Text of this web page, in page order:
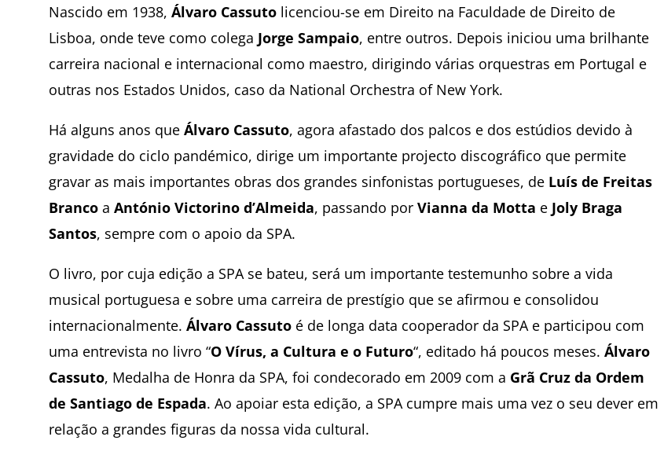
Nascido em 1938,Álvaro Cassuto licenciou-se em Direito na Faculdade de Direito de
Lisboa, onde teve como colega Jorge Sampaio, entre outros. Depois iniciou uma brilhante
carreira nacional e internacional como maestro, dirigindo várias orquestras em Portugal e
outras nos Estados Unidos, caso da National Orchestra of New York.
Há alguns anos queÁlvaro Cassuto, agora afastado dos palcos e dos estúdios devido à
gravidade do ciclo pandémico, dirige um importante projecto discográfico que permite
gravar as mais importantes obras dos grandes sinfonistas portugueses, de Luís de Freitas
Branco aAntónio Victorino d’Almeida, passando porVianna da Motta e Joly Braga
Santos, sempre com o apoio da SPA.
O livro, por cuja edição a SPA se bateu, será um importante testemunho sobre a vida
musical portuguesa e sobre uma carreira de prestígio que se afirmou e consolidou
internacionalmente.Álvaro Cassuto é de longa data cooperador da SPA e participou com
uma entrevista no livro “O Vírus, a Cultura e o Futuro“, editado há poucos meses.Álvaro
Cassuto, Medalha de Honra da SPA, foi condecorado em 2009 com a Grã Cruz da Ordem
de Santiago de Espada. Ao apoiar esta edição, a SPA cumpre mais uma vez o seu dever em
relação a grandes figuras da nossa vida cultural.